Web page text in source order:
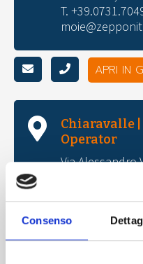
Consenso
T.
APRI IN
Chiaravalle |
Operator
Via Alessandro